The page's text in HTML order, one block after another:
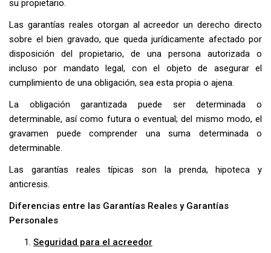
su propietario.
Las garantías reales otorgan al acreedor un derecho directo
sobre el bien gravado, que queda jurídicamente afectado por
disposición del propietario, de una persona autorizada o
incluso por mandato legal, con el objeto de asegurar el
cumplimiento de una obligación, sea esta propia o ajena.
La obligación garantizada puede ser determinada o
determinable, así como futura o eventual; del mismo modo, el
gravamen puede comprender una suma determinada o
determinable.
Las garantías reales típicas son la prenda, hipoteca y
anticresis.
Diferencias entre las Garantías Reales y Garantías
Personales
Seguridad para el acreedor